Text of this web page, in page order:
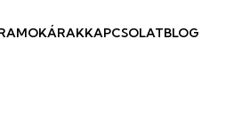
ÁRAKKAPCSOLATBLOG